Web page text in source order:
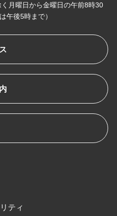
月曜日から金曜日の午前8時30
午後5時まで）
ティ